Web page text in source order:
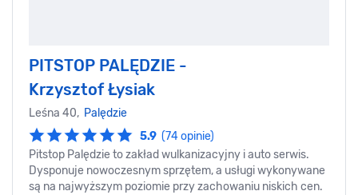
PITSTOP PALĘDZIE -
Krzysztof Łysiak
Leśna 40, Palędzie
5.9 (74 opinie)
Pitstop Palędzie to zakład wulkanizacyjny i auto serwis.
Dysponuje nowoczesnym sprzętem, a usługi wykonywane
są na najwyższym poziomie przy zachowaniu niskich cen.